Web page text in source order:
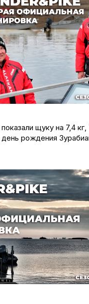
щуку на 7,4 кг,
рождения